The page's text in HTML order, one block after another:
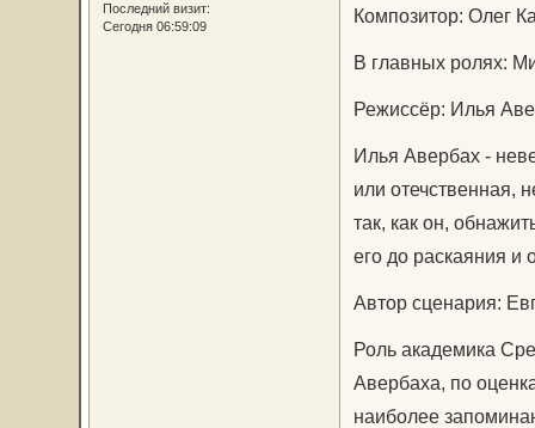
Последний визит:
Сегодня 06:59:09
Композитор: Олег
В главных ролях:
Режиссёр: Илья
Илья Авербах -
или отечственная,
так, как он,
его до раскаяния и
Автор сценария:
Роль академика
Авербаха, по
наиболее